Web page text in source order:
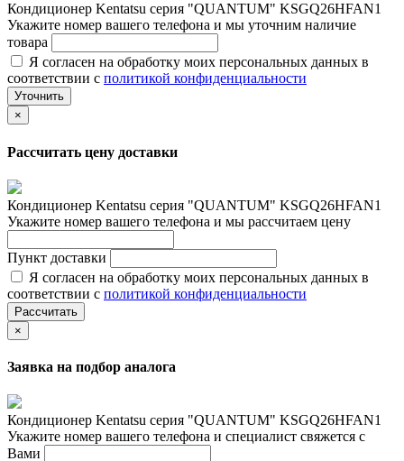
Кондиционер Kentatsu серия "QUANTUM" KSGQ26HFAN1
Укажите номер вашего телефона и мы уточним наличие
товара
Я согласен на обработку моих персональных данных в
соответствии с политикой конфиденциальности
Уточнить
×
Рассчитать цену доставки
Кондиционер Kentatsu серия "QUANTUM" KSGQ26HFAN1
Укажите номер вашего телефона и мы рассчитаем цену
Пункт доставки
Я согласен на обработку моих персональных данных в
соответствии с политикой конфиденциальности
Рассчитать
×
Заявка на подбор аналога
Кондиционер Kentatsu серия "QUANTUM" KSGQ26HFAN1
Укажите номер вашего телефона и специалист свяжется с
Вами